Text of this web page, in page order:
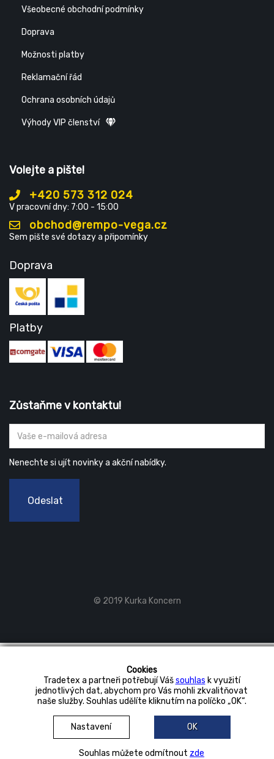
Cookies
Tradetex a partneři potřebují Vášsouhlas k využití
jednotlivých dat, abychom pro Vás mohli zkvalitňovat
naše služby. Souhlas udělíte kliknutím na políčko „OK“.
Nastavení OK
Souhlas můžete odmítnout zde
Všeobecné obchodní podmínky
Doprava
Možnosti platby
Reklamační řád
Ochrana osobních údajů
Výhody VIP členství
Volejte a pište!
+420 573 312 024
V pracovní dny: 7:00 - 15:00
obchod@rempo-vega.cz
Sem pište své dotazy a připomínky
Doprava
Platby
Zůstaňme v kontaktu!
Nenechte si ujít novinky a akční nabídky.
Odeslat
© 2019 Kurka Koncern